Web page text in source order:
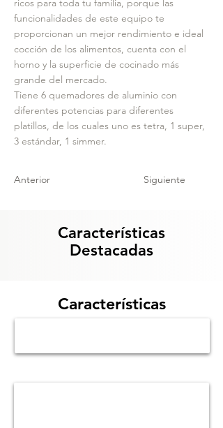
ricos para toda tu familia, porque las
funcionalidades de este equipo te
proporcionan un mejor rendimiento e ideal
cocción de los alimentos, cuenta con el
horno y la superficie de cocinado más
grande del mercado.
Tiene 6 quemadores de aluminio con
diferentes potencias para diferentes
platillos, de los cuales uno es tetra, 1 super,
3 estándar, 1 simmer.
Anterior Siguiente
Características
Destacadas
Características